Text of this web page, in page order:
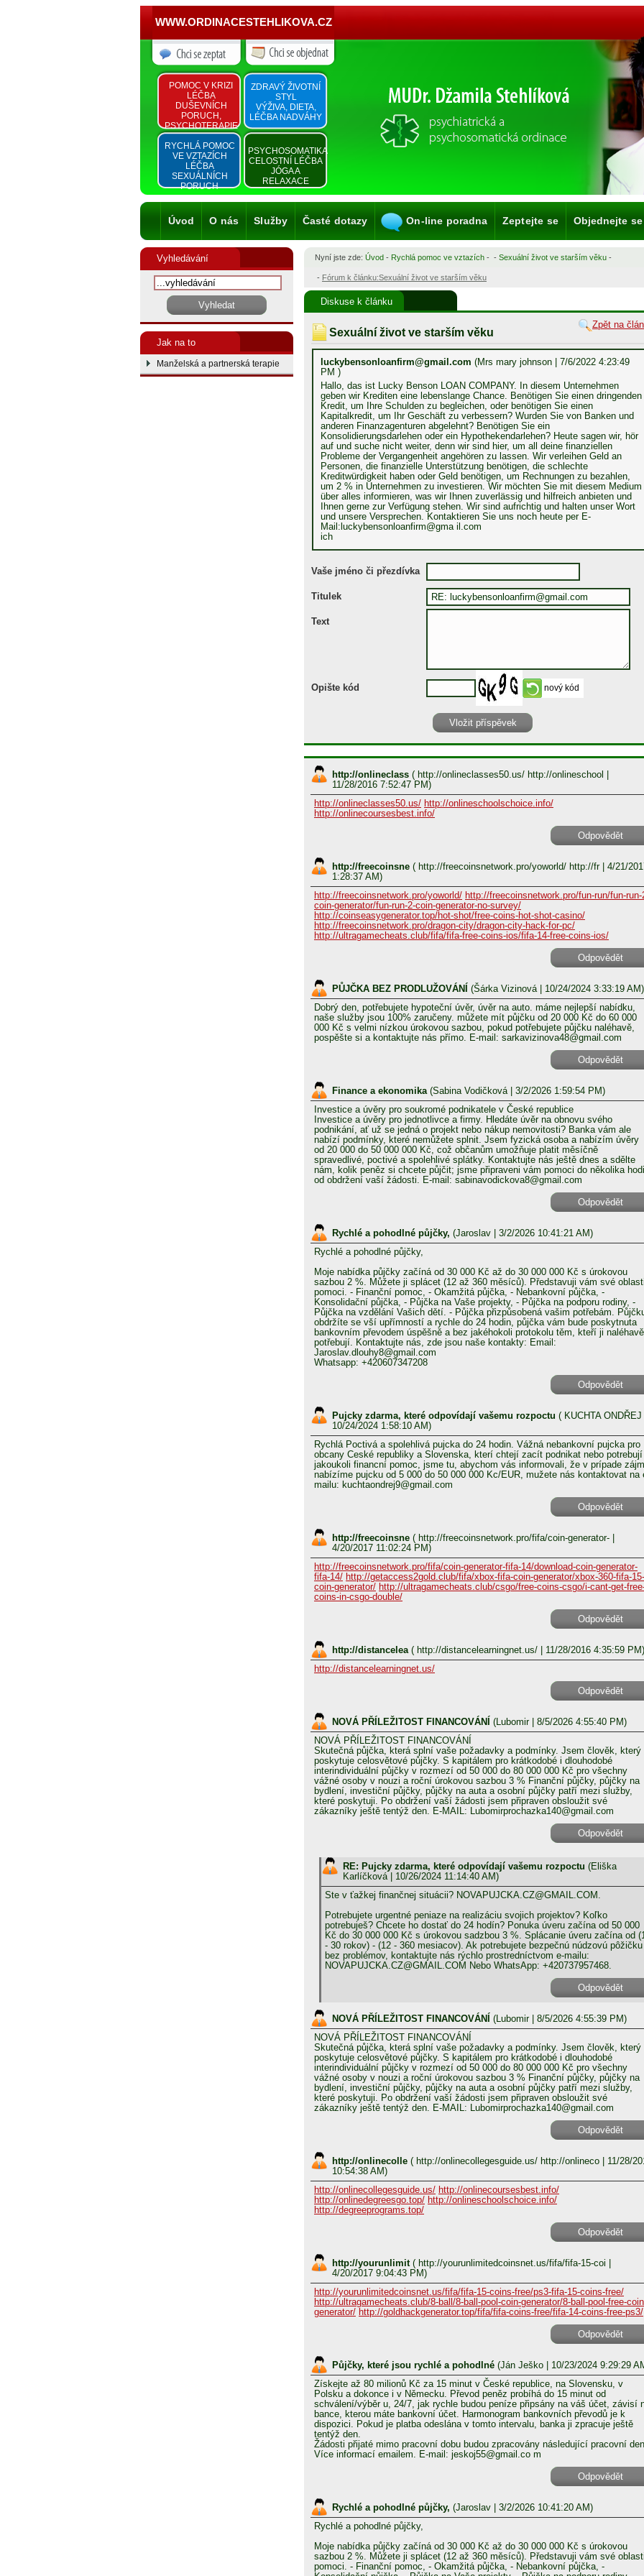
WWW.ORDINACESTEHLIKOVA.CZ
POMOC V KRIZI
LÉČBA
DUŠEVNÍCH
PORUCH,
PSYCHOTERAPIE
ZDRAVÝ ŽIVOTNÍ
STYL
VÝŽIVA, DIETA,
LÉČBA NADVÁHY
RYCHLÁ POMOC
VE VZTAZÍCH
LÉČBA
SEXUÁLNÍCH
PORUCH
PSYCHOSOMATIKA
CELOSTNÍ LÉČBA
JÓGA A
RELAXACE
Úvod O nás Služby Časté dotazy On-line poradna Zeptejte se Objednejte se
Vyhledávání
Jak na to
Manželská a partnerská terapie
Nyní jste zde: Úvod - Rychlá pomoc ve vztazích - - Sexuální život ve starším věku -
- Fórum k článku:Sexuální život ve starším věku
Diskuse k článku
Zpět na
Sexuální život ve starším věku
luckybensonloanfirm@gmail.com (Mrs mary johnson | 7/6/2022 4:23:49
PM )
Hallo, das ist Lucky Benson LOAN COMPANY. In diesem Unternehmen
geben wir Krediten eine lebenslange Chance. Benötigen Sie einen dringenden
Kredit, um Ihre Schulden zu begleichen, oder benötigen Sie einen
Kapitalkredit, um Ihr Geschäft zu verbessern? Wurden Sie von Banken und
anderen Finanzagenturen abgelehnt? Benötigen Sie ein
Konsolidierungsdarlehen oder ein Hypothekendarlehen? Heute sagen wir, hör
auf und suche nicht weiter, denn wir sind hier, um all deine finanziellen
Probleme der Vergangenheit angehören zu lassen. Wir verleihen Geld an
Personen, die finanzielle Unterstützung benötigen, die schlechte
Kreditwürdigkeit haben oder Geld benötigen, um Rechnungen zu bezahlen,
um 2 % in Unternehmen zu investieren. Wir möchten Sie mit diesem Medium
über alles informieren, was wir Ihnen zuverlässig und hilfreich anbieten und
Ihnen gerne zur Verfügung stehen. Wir sind aufrichtig und halten unser Wort
und unsere Versprechen. Kontaktieren Sie uns noch heute per E-
Mail:luckybensonloanfirm@gma il.com
ich
Vaše jméno či přezdívka
Titulek
Text
Opište kód
http://onlineclass ( http://onlineclasses50.us/ http://onlineschool
11/28/2016 7:52:47 PM)
http://onlineclasses50.us/ http://onlineschoolschoice.info/
http://onlinecoursesbest.info/
Odpovědět
http://freecoinsne ( http://freecoinsnetwork.pro/yoworld/ http://fr| 4/21/
1:28:37 AM)
http://freecoinsnetwork.pro/yoworld/ http://freecoinsnetwork.pro/fun-run/fun-run-
coin-generator/fun-run-2-coin-generator-no-survey/
http://coinseasygenerator.top/hot-shot/free-coins-hot-shot-casino/
http://freecoinsnetwork.pro/dragon-city/dragon-city-hack-for-pc/
http://ultragamecheats.club/fifa/fifa-free-coins-ios/fifa-14-free-coins-ios/
Odpovědět
PŮJČKA BEZ PRODLUŽOVÁNÍ (Šárka Vizinová| 10/24/2024 3:33:19 AM)
Dobrý den, potřebujete hypoteční úvěr, úvěr na auto. máme nejlepší nabídku,
naše služby jsou 100% zaručeny. můžete mít půjčku od 20 000 Kč do 60 000
000 Kč s velmi nízkou úrokovou sazbou, pokud potřebujete půjčku naléhavě,
pospěšte si a kontaktujte nás přímo. E-mail: sarkavizinova48@gmail.com
Odpovědět
Finance a ekonomika (Sabina Vodičková
| 3/2/2026 1:59:54 PM)
Investice a úvěry pro soukromé podnikatele v České republice
Investice a úvěry pro jednotlivce a firmy. Hledáte úvěr na obnovu svého
podnikání, ať už se jedná o projekt nebo nákup nemovitosti? Banka vám ale
nabízí podmínky, které nemůžete splnit. Jsem fyzická osoba a nabízím úvěry
od 20 000 do 50 000 000 Kč, což občanům umožňuje platit měsíčně
spravedlivé, poctivé a spolehlivé splátky. Kontaktujte nás ještě dnes a sdělte
nám, kolik peněz si chcete půjčit; jsme připraveni vám pomoci do několika
od obdržení vaší žádosti. E-mail: sabinavodickova8@gmail.com
Odpovědět
Rychlé a pohodlné půjčky, (Jaroslav | 3/2/2026 10:41:21 AM)
Rychlé a pohodlné půjčky,
Moje nabídka půjčky začíná od 30 000 Kč až do 30 000 000 Kč s úrokovou
sazbou 2 %. Můžete ji splácet (12 až 360 měsíců). Představuji vám své
pomoci. - Finanční pomoc, - Okamžitá půjčka, - Nebankovní půjčka, -
Konsolidační půjčka, - Půjčka na Vaše projekty, - Půjčka na podporu rodiny, -
Půjčka na vzdělání Vašich dětí. - Půjčka přizpůsobená vašim potřebám.
obdržíte se vší upřímností a rychle do 24 hodin, půjčka vám bude poskytnuta
bankovním převodem úspěšně a bez jakéhokoli protokolu těm, kteří ji naléhavě
potřebují. Kontaktujte nás, zde jsou naše kontakty: Email:
Jaroslav.dlouhy8@gmail.com
Whatsapp: +420607347208
Odpovědět
Pujcky zdarma, které odpovídají vašemu rozpoctu ( KUCHTA ONDŘEJ
10/24/2024 1:58:10 AM)
Rychlá Poctivá a spolehlivá pujcka do 24 hodin. Vážná nebankovní pujcka pro
obcany Ceské republiky a Slovenska, kterí chtejí zacít podnikat nebo potrebují
jakoukoli financní pomoc, jsme tu, abychom vás informovali, že v prípade
nabízíme pujcku od 5 000 do 50 000 000 Kc/EUR, mužete nás kontaktovat na
mailu: kuchtaondrej9@gmail.com
Odpovědět
http://freecoinsne ( http://freecoinsnetwork.pro/fifa/coin-generator-
4/20/2017 11:02:24 PM)
http://freecoinsnetwork.pro/fifa/coin-generator-fifa-14/download-coin-generator-
fifa-14/ http://getaccess2gold.club/fifa/xbox-fifa-coin-generator/xbox-360-fifa-15-
coin-generator/ http://ultragamecheats.club/csgo/free-coins-csgo/i-cant-get-
coins-in-csgo-double/
Odpovědět
http://distancelea ( http://distancelearningnet.us/
| 11/28/2016 4:35:59 PM)
http://distancelearningnet.us/
Odpovědět
NOVÁ PŘÍLEŽITOST FINANCOVÁNÍ (Lubomir| 8/5/2026 4:55:40 PM)
NOVÁ PŘÍLEŽITOST FINANCOVÁNÍ
Skutečná půjčka, která splní vaše požadavky a podmínky. Jsem člověk, který
poskytuje celosvětové půjčky. S kapitálem pro krátkodobé i dlouhodobé
interindividuální půjčky v rozmezí od 50 000 do 80 000 000 Kč pro všechny
vážné osoby v nouzi a roční úrokovou sazbou 3 % Finanční půjčky, půjčky na
bydlení, investiční půjčky, půjčky na auta a osobní půjčky patří mezi služby,
které poskytuji. Po obdržení vaší žádosti jsem připraven obsloužit své
zákazníky ještě tentýž den. E-MAIL: Lubomirprochazka140@gmail.com
Odpovědět
RE: Pujcky zdarma, které odpovídají vašemu rozpoctu (Eliška
Karlíčková| 10/26/2024 11:14:40 AM)
Ste v ťažkej finančnej situácii? NOVAPUJCKA.CZ@GMAIL.COM.
Potrebujete urgentné peniaze na realizáciu svojich projektov? Koľko
potrebuješ? Chcete ho dostať do 24 hodín? Ponuka úveru začína od 50 000
Kč do 30 000 000 Kč s úrokovou sadzbou 3 %. Splácanie úveru začína od
- 30 rokov) - (12 - 360 mesiacov). Ak potrebujete bezpečnú núdzovú pôžičku
bez problémov, kontaktujte nás rýchlo prostredníctvom e-mailu:
NOVAPUJCKA.CZ@GMAIL.COM Nebo WhatsApp: +420737957468.
Odpovědět
NOVÁ PŘÍLEŽITOST FINANCOVÁNÍ (Lubomir| 8/5/2026 4:55:39 PM)
NOVÁ PŘÍLEŽITOST FINANCOVÁNÍ
Skutečná půjčka, která splní vaše požadavky a podmínky. Jsem člověk, který
poskytuje celosvětové půjčky. S kapitálem pro krátkodobé i dlouhodobé
interindividuální půjčky v rozmezí od 50 000 do 80 000 000 Kč pro všechny
vážné osoby v nouzi a roční úrokovou sazbou 3 % Finanční půjčky, půjčky na
bydlení, investiční půjčky, půjčky na auta a osobní půjčky patří mezi služby,
které poskytuji. Po obdržení vaší žádosti jsem připraven obsloužit své
zákazníky ještě tentýž den. E-MAIL: Lubomirprochazka140@gmail.com
Odpovědět
http://onlinecolle ( http://onlinecollegesguide.us/ http://onlineco | 11/28/
10:54:38 AM)
http://onlinecollegesguide.us/ http://onlinecoursesbest.info/
http://onlinedegreesgo.top/ http://onlineschoolschoice.info/
http://degreeprograms.top/
Odpovědět
http://yourunlimit ( http://yourunlimitedcoinsnet.us/fifa/fifa-15-coi
4/20/2017 9:04:43 PM)
http://yourunlimitedcoinsnet.us/fifa/fifa-15-coins-free/ps3-fifa-15-coins-free/
http://ultragamecheats.club/8-ball/8-ball-pool-coin-generator/8-ball-pool-free-
generator/ http://goldhackgenerator.top/fifa/fifa-coins-free/fifa-14-coins-free-ps3/
Odpovědět
Půjčky, které jsou rychlé a pohodlné (Ján Ješko
| 10/23/2024 9:29:29
Získejte až 80 milionů Kč za 15 minut v České republice, na Slovensku, v
Polsku a dokonce i v Německu. Převod peněz probíhá do 15 minut od
schválení/výběr u, 24/7, jak rychle budou peníze připsány na váš účet, závisí
bance, kterou máte bankovní účet. Harmonogram bankovních převodů je k
dispozici. Pokud je platba odeslána v tomto intervalu, banka ji zpracuje ještě
tentýž den.
Žádosti přijaté mimo pracovní dobu budou zpracovány následující pracovní
Více informací emailem. E-mail: jeskoj55@gmail.co m
Odpovědět
Rychlé a pohodlné půjčky, (Jaroslav | 3/2/2026 10:41:20 AM)
Rychlé a pohodlné půjčky,
Moje nabídka půjčky začíná od 30 000 Kč až do 30 000 000 Kč s úrokovou
sazbou 2 %. Můžete ji splácet (12 až 360 měsíců). Představuji vám své
pomoci. - Finanční pomoc, - Okamžitá půjčka, - Nebankovní půjčka, -